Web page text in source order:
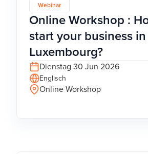
Webinar
Online Workshop :
start your business in
Luxembourg?
Dienstag 30 Jun 2026
Englisch
Online Workshop